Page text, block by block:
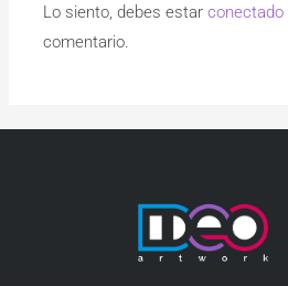
Lo siento, debes estarconectado
comentario.